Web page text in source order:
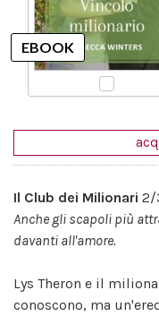
Il Club dei Milionari 2/
Anche gli scapoli più
davanti all'amore.
Lys Theron e il
conoscono, ma